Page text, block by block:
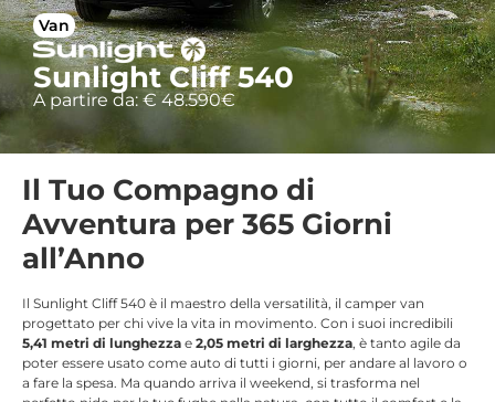
Van
Sunlight Cliff 540
A partire da: € 48.590€
Il Tuo Compagno di
Avventura per 365 Giorni
all’Anno
Il Sunlight Cliff 540 è il maestro della versatilità, il camper van
progettato per chi vive la vita in movimento. Con i suoi incredibili
5,41 metri di lunghezza e 2,05 metri di larghezza, è tanto agile da
poter essere usato come auto di tutti i giorni, per andare al lavoro o
a fare la spesa. Ma quando arriva il weekend, si trasforma nel